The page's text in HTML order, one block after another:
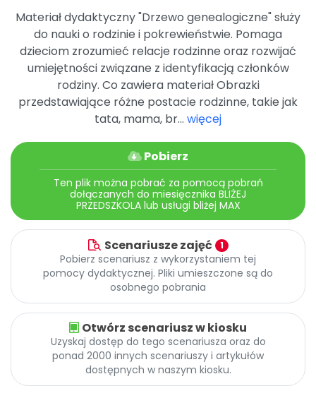
Pomoc
Promocje
Materiał dydaktyczny "Drzewo genealogiczne" służy
do nauki o rodzinie i pokrewieństwie. Pomaga
dzieciom zrozumieć relacje rodzinne oraz rozwijać
umiejętności związane z identyfikacją członków
rodziny. Co zawiera materiał Obrazki
przedstawiające różne postacie rodzinne, takie jak
tata, mama, br... więcej
Pobierz
Ten plik można pobrać za pomocą pobrań
dołączanych do miesięcznika BLIŻEJ
PRZEDSZKOLA lub usługi bliżej MAX
Scenariusze zajęć 1
Pobierz scenariusz z wykorzystaniem tej
pomocy dydaktycznej. Pliki umieszczone są do
osobnego pobrania
Otwórz scenariusz w kiosku
Uzyskaj dostęp do tego scenariusza oraz do
ponad 2000 innych scenariuszy i artykułów
dostępnych w naszym kiosku.